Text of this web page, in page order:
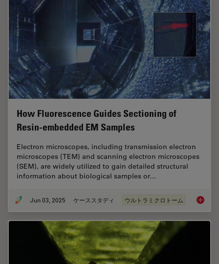
How Fluorescence Guides Sectioning of
Resin-embedded EM Samples
Electron microscopes, including transmission electron
microscopes (TEM) and scanning electron microscopes
(SEM), are widely utilized to gain detailed structural
information about biological samples or…
Jun 03, 2025 ケーススタディ ウルトラミクロトーム How